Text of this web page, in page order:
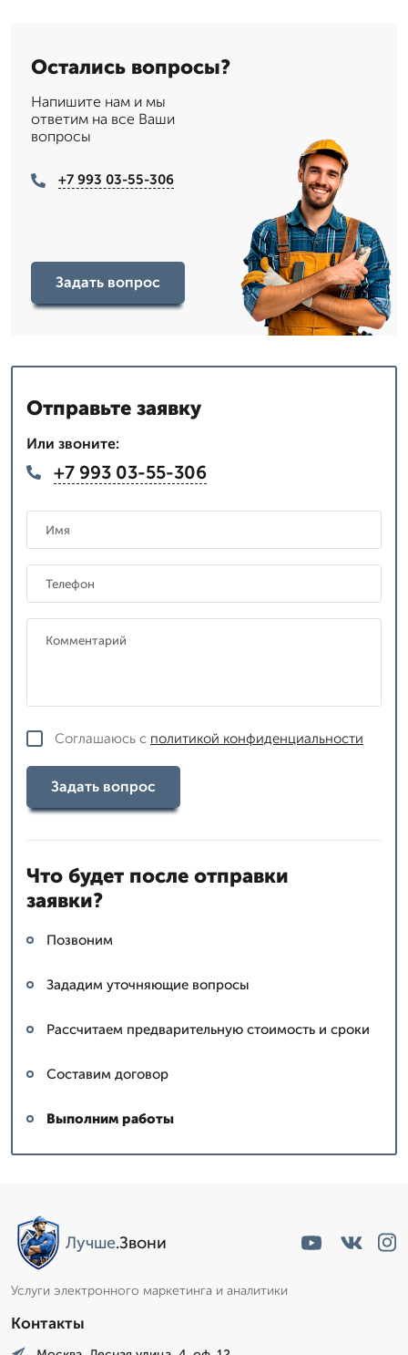
Остались вопросы?
Напишите нам и мы
ответим на все Ваши
вопросы
+7 993 03-55-306
Задать вопрос
Отправьте заявку
Или звоните:
+7 993 03-55-306
Соглашаюсь с политикой конфиденциальности
Задать вопрос
Что будет после отправки
заявки?
Позвоним
Зададим уточняющие вопросы
Рассчитаем предварительную стоимость и сроки
Составим договор
Выполним работы
Лучше.Звони
Услуги электронного маркетинга и аналитики
Контакты